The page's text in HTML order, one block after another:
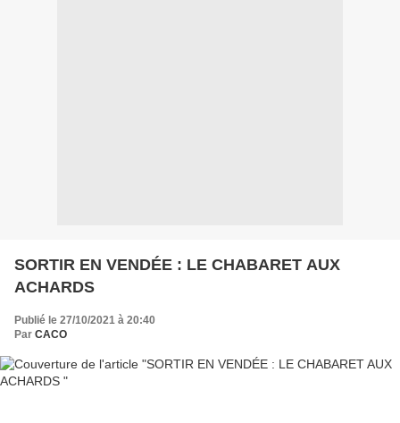
SORTIR EN VENDÉE : LE CHABARET AUX
ACHARDS
Publié le 27/10/2021 à 20:40
Par CACO